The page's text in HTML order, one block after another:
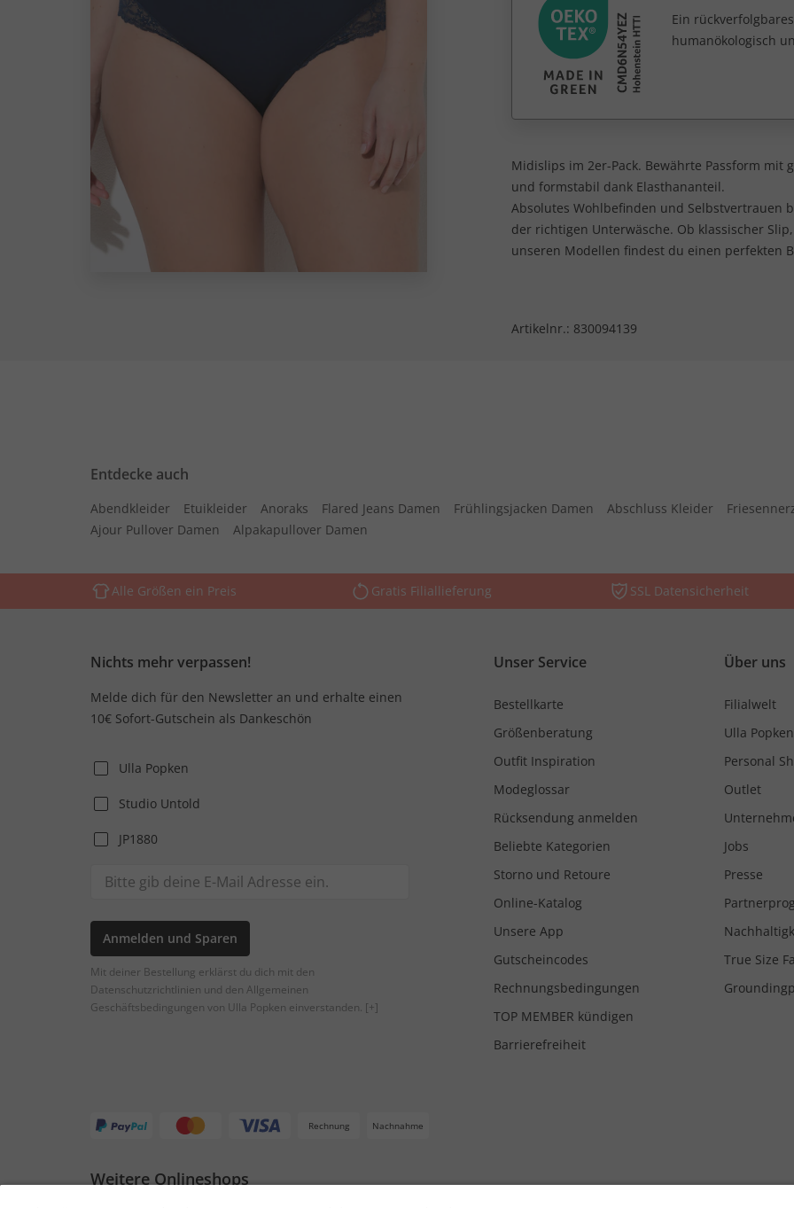
Ein
humanökologisch
Midislips im 2er-Pack. Bewährte Passform mit
und formstabil dank Elasthananteil.
Absolutes Wohlbefinden und Selbstvertrauen
der richtigen Unterwäsche. Ob klassischer
unseren Modellen findest du einen perfekten
Artikelnr.: 830094139
Entdecke auch
Abendkleider Etuikleider Anoraks Flared Jeans Damen Frühlingsjacken Damen Abschluss Kleider
Ajour Pullover Damen
Alpakapullover Damen
Alle Größen ein Preis Gratis Filiallieferung SSL Datensicherheit
Nichts mehr verpassen!
Melde dich für den Newsletter an und erhalte einen
10€ Sofort-Gutschein als Dankeschön
Ulla Popken
Studio Untold
JP1880
Anmelden und Sparen
Mit deiner Bestellung erklärst du dich mit den
Datenschutzrichtlinien und den Allgemeinen
Geschäftsbedingungen von Ulla Popken einverstanden. [+]
Unser Service
Bestellkarte
Größenberatung
Outfit Inspiration
Modeglossar
Rücksendung anmelden
Beliebte Kategorien
Storno und Retoure
Online-Katalog
Unsere App
Gutscheincodes
Rechnungsbedingungen
TOP MEMBER kündigen
Barrierefreiheit
Über uns
Filialwelt
Ulla
Personal
Outlet
Jobs
Presse
True Size
Rechnung Nachnahme
Weitere Onlineshops